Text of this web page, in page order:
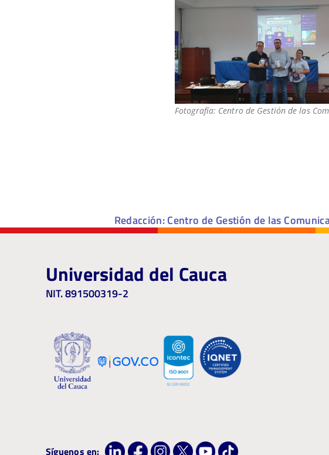
Fotografía: Centro de Gestión de las
Redacción: Centro de Gestión de las
Universidad del Cauca
NIT. 891500319-2
Síguenos en: